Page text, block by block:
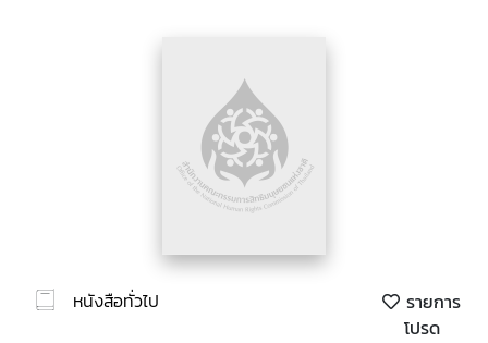
หนังสือทั่วไป
รายการ
โปรด